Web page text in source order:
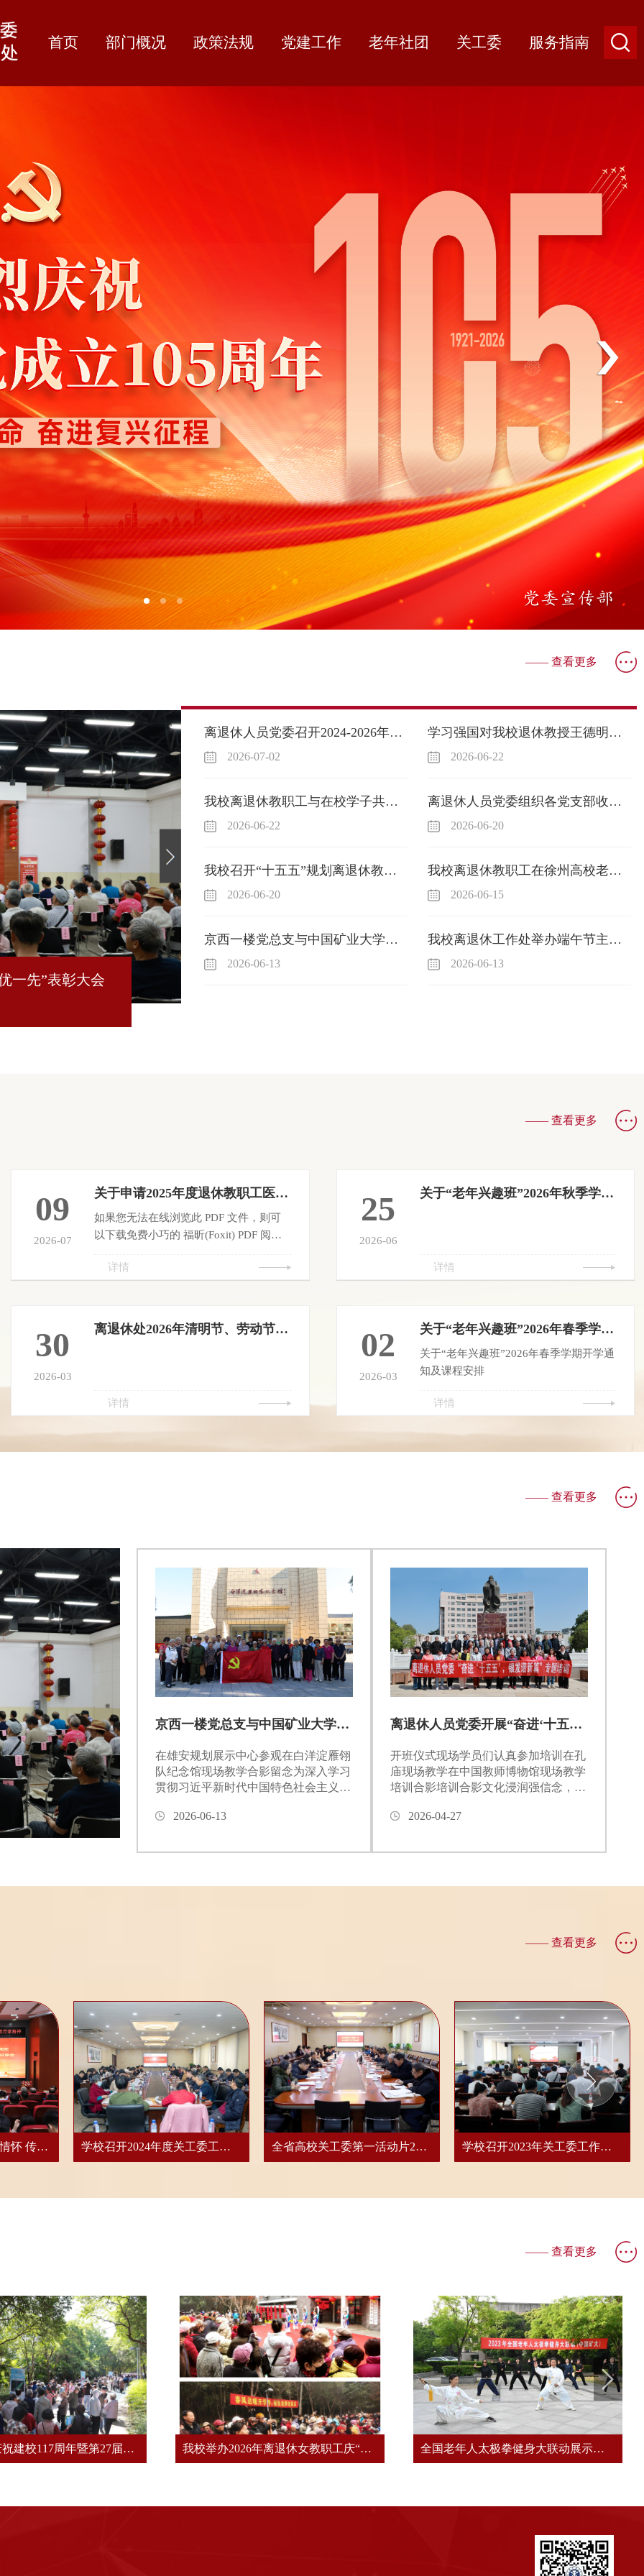
首页 部门概况 政策法规 党建工作 老年社团 关工委 服务指南
—— 查看更多
一先”表彰大会
离退休人员党委召开2024-2026年度“两优一先”表彰大会
2026-07-02
学习强国对我校退休教授王德明事迹进行报道
2026-06-22
我校离退休教职工与在校学子共赴台儿庄龙舟盛会
2026-06-22
离退休人员党委组织各党支部收看第32场全国离退休干部网上专题报告会
2026-06-20
我校召开“十五五”规划离退休教职工代表座谈会
2026-06-20
我校离退休教职工在徐州高校老年体协第十二届象棋交流赛中获团体优秀奖
2026-06-15
京西一楼党总支与中国矿业大学（北京）煤炭精细勘探与智能开发全国重点实验室党支部联合开展“雄安行”主题党日活动
2026-06-13
我校离退休工作处举办端午节主题活动
2026-06-13
—— 查看更多
09
2026-07
关于申请2025年度退休教职工医疗互助金的通知
​如果您无法在线浏览此 PDF 文件，则可
以下载免费小巧的 福昕(Foxit) PDF 阅读
Adobe Reader PDF 阅读器,安装后即可在
详情
25
2026-06
关于“老年兴趣班”2026年秋季学期开学通知及课程安排
详情
30
2026-03
离退休处2026年清明节、劳动节、端午节假期值班安排表
详情
02
2026-03
关于“老年兴趣班”2026年春季学期开学通知及课程安排
关于“老年兴趣班”2026年春季学期开学通
知及课程安排
详情
—— 查看更多
京西一楼党总支与中国矿业大学（北京）煤炭精细勘探与智能开发全国重点实验室党支部联合开展“雄安行”主题党日活动
在雄安规划展示中心参观在白洋淀雁翎
队纪念馆现场教学​合影留念为深入学习
贯彻习近平新时代中国特色社会主义思
蓝图与实践成效，2026年6月11日，京
京）煤炭精细勘探与智能开发全国重点
2026-06-13
离退休人员党委开展“奋进‘十五五’，银发谱新篇”专题培训
​开班仪式现场学员们认真参加培训在孔
庙现场教学在中国教师博物馆现场教学
培训合影培训合影文化浸润强信念，皓
矿业大学离退休人员党委组织党委委
党员等40余人赴曲阜师范大学开展“奋
2026-04-27
—— 查看更多
我校举办“品读教育家情怀 传承教育家风... 学校召开2024年度关工委工作会议 全省高校关工委第一活动片2023年第二次... 学校召开2023年关工委工作推进会
—— 查看更多
我校举办庆祝建校117周年暨第27届离退休教职工体育文化节系列活动 我校举办2026年离退休女教职工庆“三八”国际劳动妇女节系列活动 全国老年人太极拳健身大联动展示交流活动